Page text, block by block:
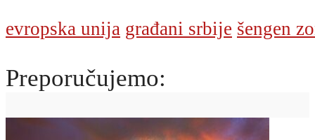
evropska unija građani srbije šengen
Preporučujemo: